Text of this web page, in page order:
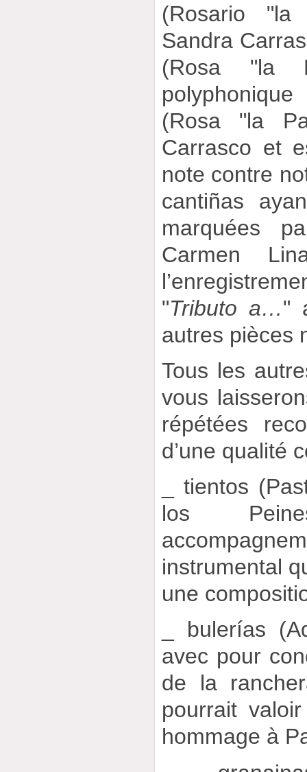
(Rosario
Sandra
(Rosa "la
(Rosa "la
Carrasco et
note contre
cantiñas
marquées
Carmen
"Tributo a…"
autres pièces
Tous les
vous
répétées
d’une qualité
_ tientos
los
instrumental
une
_ bulerías
avec pour
de la
pourrait
hommage à